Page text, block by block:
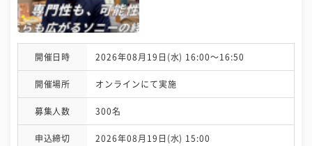
開催日時 2026年08月19日(水) 16:00〜16:50
開催場所 オンラインにて実施
募集人数 300名
申込締切 2026年08月19日(水) 15:00